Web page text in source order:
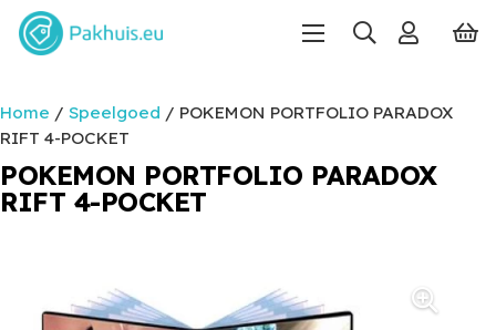
Home / Speelgoed / POKEMON PORTFOLIO PARADOX
RIFT 4-POCKET
POKEMON PORTFOLIO PARADOX
RIFT 4-POCKET